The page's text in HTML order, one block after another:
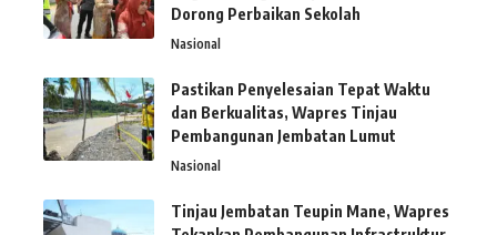
Dorong Perbaikan Sekolah
Nasional
Pastikan Penyelesaian Tepat Waktu
dan Berkualitas, Wapres Tinjau
Pembangunan Jembatan Lumut
Nasional
Tinjau Jembatan Teupin Mane, Wapres